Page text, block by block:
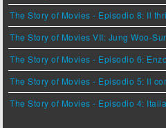
The Story of Movies - Episodio 8: Il
The Story of Movies VII: Jung Woo-
The Story of Movies - Episodio 6:
The Story of Movies - Episodio 5: Il
The Story of Movies - Episodio 4: